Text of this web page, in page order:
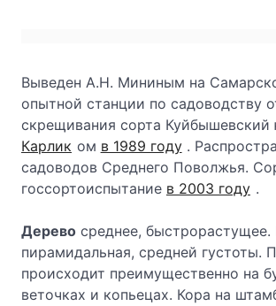
Выведен А.Н. Мининым на
опытной станции по садоводству
скрещивания сорта
Карлик ом в 1989 году .
садоводов Среднего Поволжья.
госсортоиспытание в 2003 году .
Дерево среднее, быстрорастущее.
пирамидальная, средней густоты.
происходит преимущественно на
веточках и копьецах. Кора на